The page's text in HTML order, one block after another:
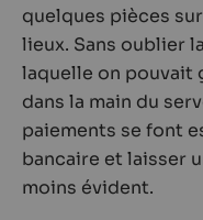
quelques pièces
lieux. Sans oublier
laquelle on pouvait
dans la main du
paiements se font
bancaire et laisser
moins évident.